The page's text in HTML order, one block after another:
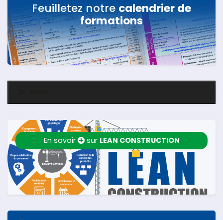
Feuilletez notre calendrier de
formations
En savoir sur LEAN CONSTRUCTION